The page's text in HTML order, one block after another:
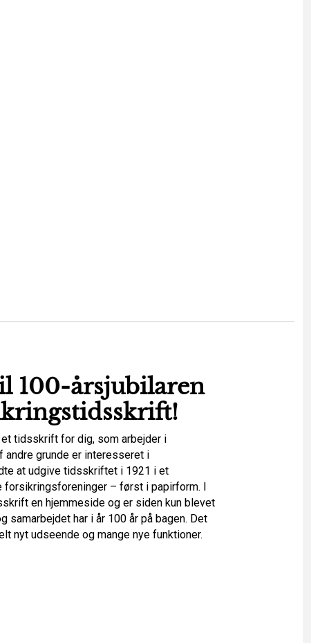
100-årsjubilaren
!
tidsskrift for dig, som arbejder i
grunde er interesseret i
at udgive tidsskriftet i 1921 i et
forsikringsforeninger – først i papirform. I
en hjemmeside og er siden kun blevet
har i år 100 år på bagen. Det
nyt udseende og mange nye funktioner.